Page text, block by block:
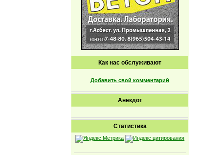
Как нас обслуживают
Добавить свой комментарий
Анекдот
Статистика